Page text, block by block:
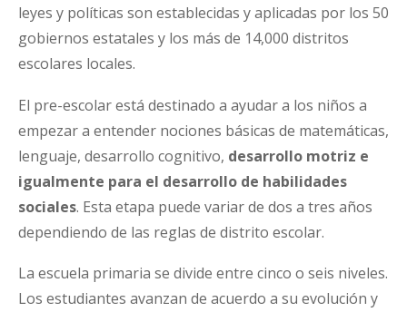
leyes y políticas son establecidas y aplicadas por los 50
gobiernos estatales y los más de 14,000 distritos
escolares locales.
El pre-escolar está destinado a ayudar a los niños a
empezar a entender nociones básicas de matemáticas,
lenguaje, desarrollo cognitivo, desarrollo motriz e
igualmente para el desarrollo de habilidades
sociales. Esta etapa puede variar de dos a tres años
dependiendo de las reglas de distrito escolar.
La escuela primaria se divide entre cinco o seis niveles.
Los estudiantes avanzan de acuerdo a su evolución y